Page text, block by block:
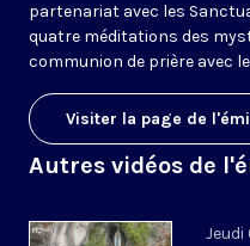
partenariat avec les
quatre méditations des
communion de prière avec
Visiter la page de
Autres vidéos de
Jeudi